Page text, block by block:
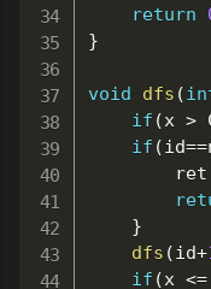
return
}
void dfs (
if (x >
if (id==
		ret
}
dfs (id+
if (x <=